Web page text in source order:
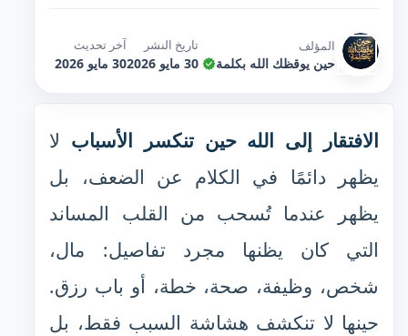
المؤلف
حين يوقظك الله بكلمة
تاريخ النشر
30 مايو 2026
آخر تحديث
30 مايو 2026
الافتقار إلى الله حين تنكسر الأسباب لا
يظهر دائمًا في الكلام عن الضعف، بل
يظهر عندما تُسحب من القلب المساند
التي كان يظنها مجرد تفاصيل: مال،
شخص، وظيفة، صحة، خطة، أو باب رزق.
حينها لا تنكشف هشاشة السبب فقط، بل